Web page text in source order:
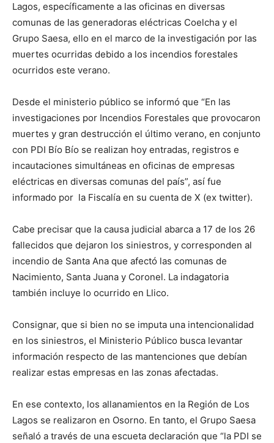
Lagos, específicamente a las oficinas en diversas
comunas de las generadoras eléctricas Coelcha y el
Grupo Saesa, ello en el marco de la investigación por las
muertes ocurridas debido a los incendios forestales
ocurridos este verano.
Desde el ministerio público se informó que “En las
investigaciones por Incendios Forestales que provocaron
muertes y gran destrucción el último verano, en conjunto
con PDI Bío Bío se realizan hoy entradas, registros e
incautaciones simultáneas en oficinas de empresas
eléctricas en diversas comunas del país”, así fue
informado por la Fiscalía en su cuenta de X (ex twitter).
Cabe precisar que la causa judicial abarca a 17 de los 26
fallecidos que dejaron los siniestros, y corresponden al
incendio de Santa Ana que afectó las comunas de
Nacimiento, Santa Juana y Coronel. La indagatoria
también incluye lo ocurrido en Llico.
Consignar, que si bien no se imputa una intencionalidad
en los siniestros, el Ministerio Público busca levantar
información respecto de las mantenciones que debían
realizar estas empresas en las zonas afectadas.
En ese contexto, los allanamientos en la Región de Los
Lagos se realizaron en Osorno. En tanto, el Grupo Saesa
señaló a través de una escueta declaración que “la PDI se